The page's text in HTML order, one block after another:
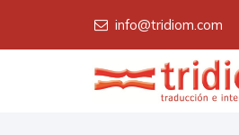
info@tridiom.com